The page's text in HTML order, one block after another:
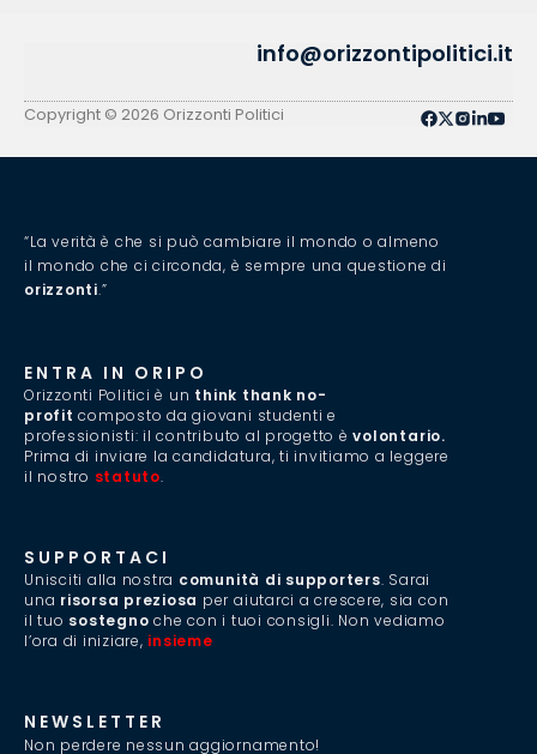
info@orizzontipolitici.it
Copyright © 2026 Orizzonti Politici
“La verità è che si può cambiare il mondo o almeno
il mondo che ci circonda, è sempre una questione di
orizzonti.”
ENTRA IN ORIPO
Orizzonti Politici è un think thank no-
profit composto da giovani studenti e
professionisti: il contributo al progetto èvolontario.
Prima di inviare la candidatura, ti invitiamo a leggere
il nostro statuto.
SUPPORTACI
Unisciti alla nostra comunità di supporters. Sarai
una risorsa preziosa per aiutarci a crescere, sia con
il tuo sostegno che con i tuoi consigli. Non vediamo
l’ora di iniziare, insieme
NEWSLETTER
Non perdere nessun aggiornamento!